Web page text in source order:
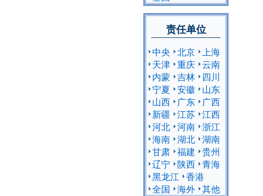
责任单位
中央 北京
上海
天津 重庆 云南
内蒙 吉林
四川
宁夏 安徽
山东
山西
广东
广西
新疆 江苏 江西
河北 河南 浙江
海南 湖北 湖南
甘肃 福建 贵州
辽宁
陕西 青海
黑龙江 香港
全国 海外 其他